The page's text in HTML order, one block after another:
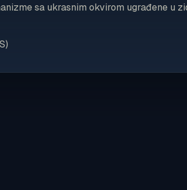
sa ukrasnim okvirom ugrađene u